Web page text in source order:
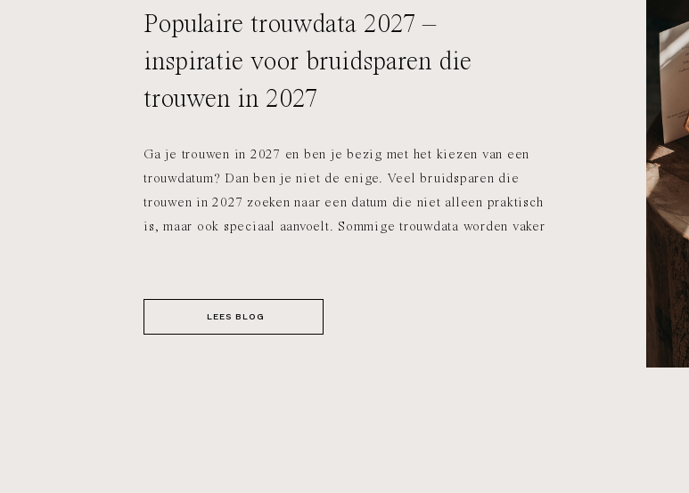
Ga je trouwen in 2027 en ben je bezig met het kiezen van een
trouwdatum? Dan ben je niet de enige. Veel bruidsparen die
trouwen in 2027 zoeken naar een datum die niet alleen praktisch
is, maar ook speciaal aanvoelt. Sommige trouwdata worden vaker
Populaire trouwdata 2027 –
inspiratie voor bruidsparen die
trouwen in 2027
LEES BLOG